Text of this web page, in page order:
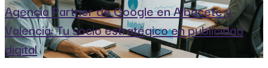
Agencia Partner de Google en Albacete y
Valencia: Tu socio estratégico en publicidad
digital